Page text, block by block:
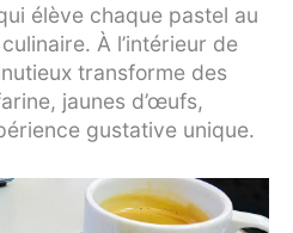
élève chaque pastel au
À l’intérieur de
transforme des
jaunes d’œufs,
gustative unique.